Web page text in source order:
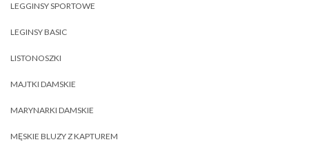
LEGGINSY SPORTOWE
LEGINSY BASIC
LISTONOSZKI
MAJTKI DAMSKIE
MARYNARKI DAMSKIE
MĘSKIE BLUZY Z KAPTUREM